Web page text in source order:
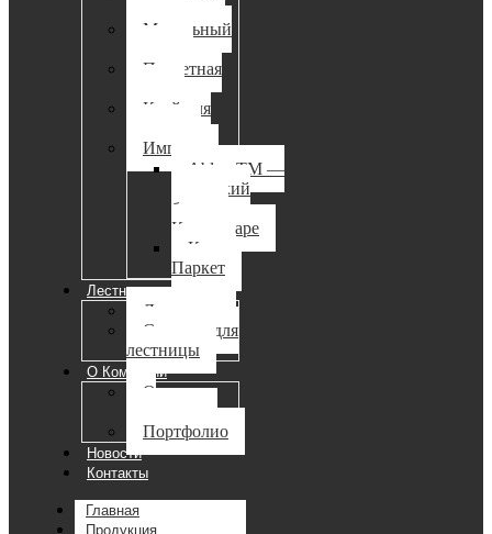
Модульный
Паркетная
Клей для
Импорт
Ablux TM —
канадский
бренд в
Краснодаре
Кварц
Паркет
Лестницы
Лестницы
Ступени для
лестницы
О Компании
О
Портфолио
Новости
Контакты
Главная
Продукция